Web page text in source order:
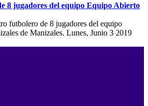
8 jugadores del equipo Equipo Abierto
futbolero de 8 jugadores del equipo
de Manizales. Lunes, Junio 3 2019